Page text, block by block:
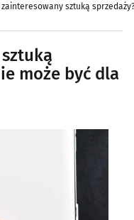
zainteresowany sztuką
może być dla